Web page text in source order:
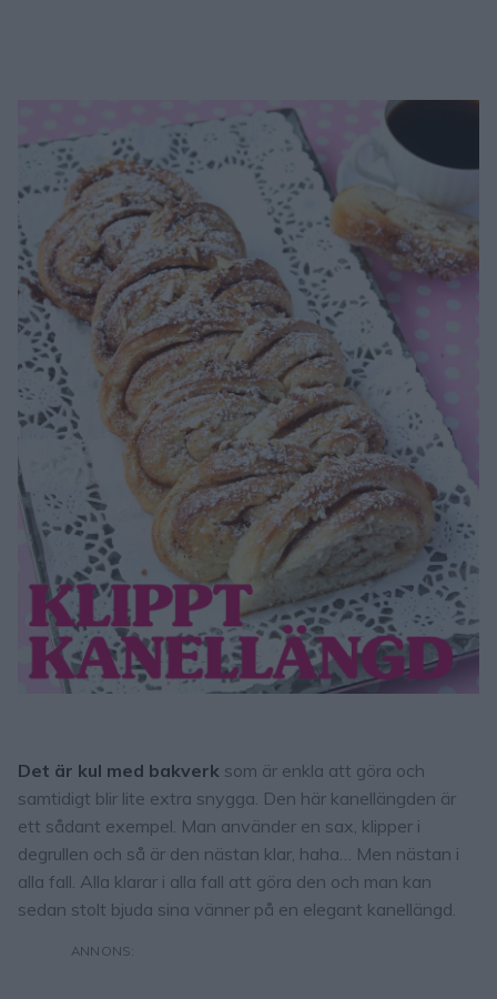
Det är kul med bakverk som är enkla att göra och
samtidigt blir lite extra snygga. Den här kanellängden är
ett sådant exempel. Man använder en sax, klipper i
degrullen och så är den nästan klar, haha… Men nästan i
alla fall. Alla klarar i alla fall att göra den och man kan
sedan stolt bjuda sina vänner på en elegant kanellängd.